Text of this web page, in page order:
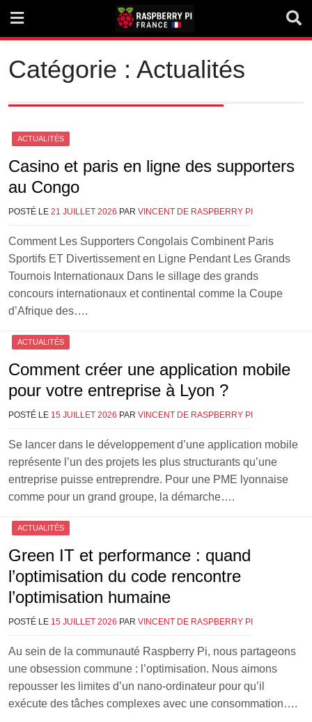
content
Catégorie : Actualités
ACTUALITÉS
Casino et paris en ligne des supporters
au Congo
POSTÉ LE 21 JUILLET 2026 PAR VINCENT DE RASPBERRY PI
Comment Les Supporters Congolais Combinent Paris
Sportifs ET Divertissement en Ligne Pendant Les Grands
Tournois Internationaux Dans le sillage des grands
concours internationaux et continental comme la Coupe
d’Afrique des….
ACTUALITÉS
Comment créer une application mobile
pour votre entreprise à Lyon ?
POSTÉ LE 15 JUILLET 2026 PAR VINCENT DE RASPBERRY PI
Se lancer dans le développement d’une application mobile
représente l’un des projets les plus structurants qu’une
entreprise puisse entreprendre. Pour une PME lyonnaise
comme pour un grand groupe, la démarche….
ACTUALITÉS
Green IT et performance : quand
l’optimisation du code rencontre
l’optimisation humaine
POSTÉ LE 15 JUILLET 2026 PAR VINCENT DE RASPBERRY PI
Au sein de la communauté Raspberry Pi, nous partageons
une obsession commune : l’optimisation. Nous aimons
repousser les limites d’un nano-ordinateur pour qu’il
exécute des tâches complexes avec une consommation….